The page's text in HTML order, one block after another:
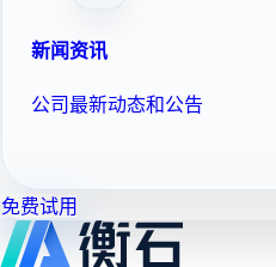
新闻资讯
公司最新动态和公告
免费试用